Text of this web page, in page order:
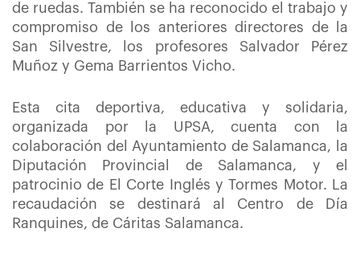
de ruedas. También se ha reconocido el trabajo y
compromiso de los anteriores directores de la
San Silvestre, los profesores Salvador Pérez
Muñoz y Gema Barrientos Vicho.
Esta cita deportiva, educativa y solidaria,
organizada por la UPSA, cuenta con la
colaboración del Ayuntamiento de Salamanca, la
Diputación Provincial de Salamanca, y el
patrocinio de El Corte Inglés y Tormes Motor. La
recaudación se destinará al Centro de Día
Ranquines, de Cáritas Salamanca.